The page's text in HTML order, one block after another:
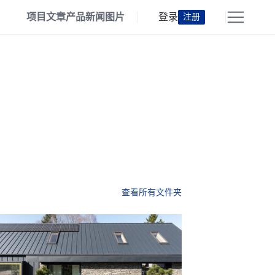
项目文章产品新闻 图片 登录 注册
查看所有文件夹